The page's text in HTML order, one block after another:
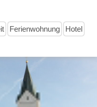
Ferienwohnung
Hotel